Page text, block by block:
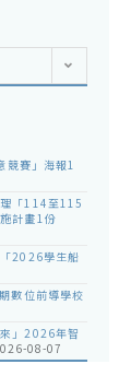
競賽」海報1
「114至115
計畫1份
2026學生船
數位前導學校
」2026年智
08-07